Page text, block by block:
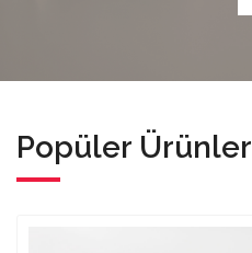
Popüler Ürünler